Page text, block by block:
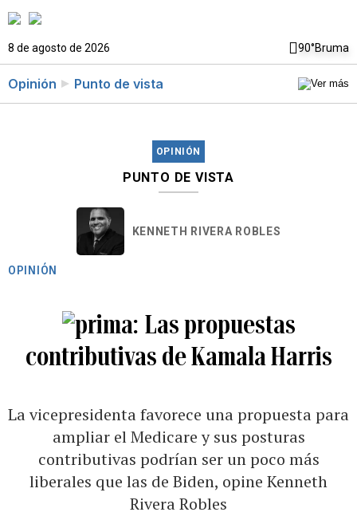
8 de agosto de 2026 90°Bruma
Opinión Punto de vista
OPINIÓN
PUNTO DE VISTA
KENNETH RIVERA ROBLES
OPINIÓN
Las propuestas
contributivas de Kamala Harris
La vicepresidenta favorece una propuesta para
ampliar el Medicare y sus posturas
contributivas podrían ser un poco más
liberales que las de Biden, opine Kenneth
Rivera Robles